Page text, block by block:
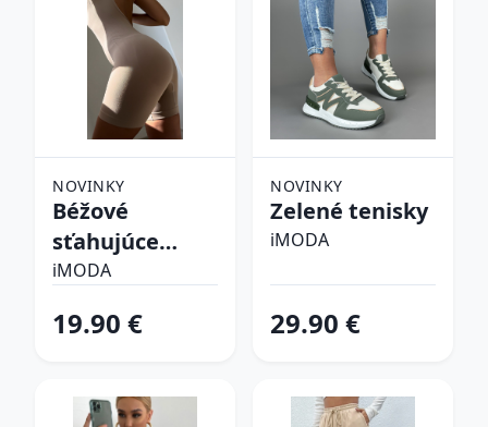
NOVINKY
Béžové
sťahujúce
spodné prádlo
iMODA
19.90 €
NOVINKY
Zelené tenisky
iMODA
29.90 €